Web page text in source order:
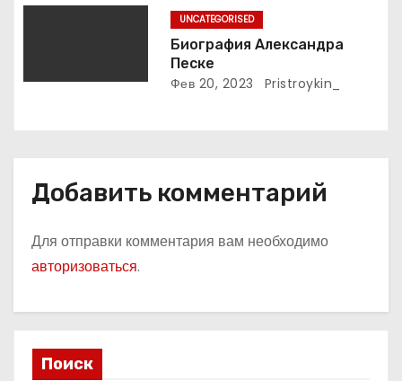
UNCATEGORISED
Биография Александра
Песке
Фев 20, 2023 Pristroykin_
Добавить комментарий
Для отправки комментария вам необходимо
авторизоваться.
Поиск